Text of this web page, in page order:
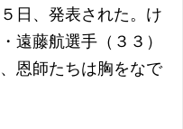
日、発表された。け
遠藤航選手（３３）
恩師たちは胸をなで